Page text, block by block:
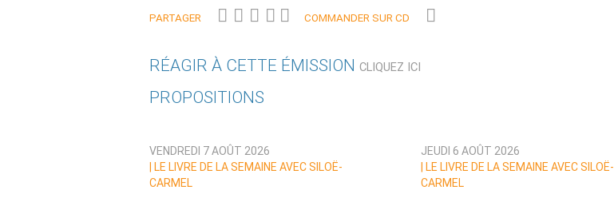
PARTAGER COMMANDER SUR CD
RÉAGIR À CETTE ÉMISSION CLIQUEZ ICI
Nom
PROPOSITIONS
VENDREDI 7 AOÛT 2026
LE LIVRE DE LA SEMAINE AVEC SILOË-
CARMEL
JEUDI 6 AOÛT 2026
LE LIVRE DE LA SEMAINE AVEC SILOË-
CARMEL